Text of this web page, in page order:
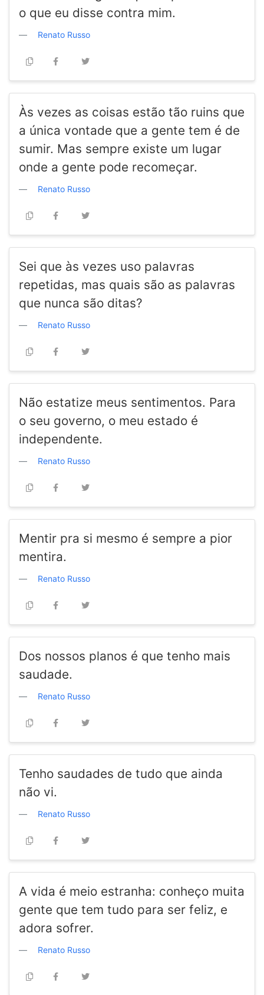
o que eu disse contra mim.
Renato Russo
Às vezes as coisas estão tão ruins que
a única vontade que a gente tem é de
sumir. Mas sempre existe um lugar
onde a gente pode recomeçar.
Renato Russo
Sei que às vezes uso palavras
repetidas, mas quais são as palavras
que nunca são ditas?
Renato Russo
Não estatize meus sentimentos. Para
o seu governo, o meu estado é
independente.
Renato Russo
Mentir pra si mesmo é sempre a pior
mentira.
Renato Russo
Dos nossos planos é que tenho mais
saudade.
Renato Russo
Tenho saudades de tudo que ainda
não vi.
Renato Russo
A vida é meio estranha: conheço muita
gente que tem tudo para ser feliz, e
adora sofrer.
Renato Russo